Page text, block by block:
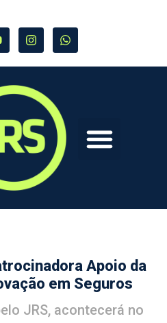
Apoio da
em Seguros
JRS, acontecerá no